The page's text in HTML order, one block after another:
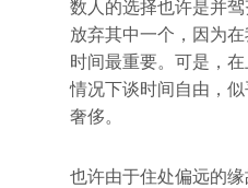
数人的选择也许是并
放弃其中一个，因为
时间最重要。可是，
情况下谈时间自由，
奢侈。
也许由于住处偏远的